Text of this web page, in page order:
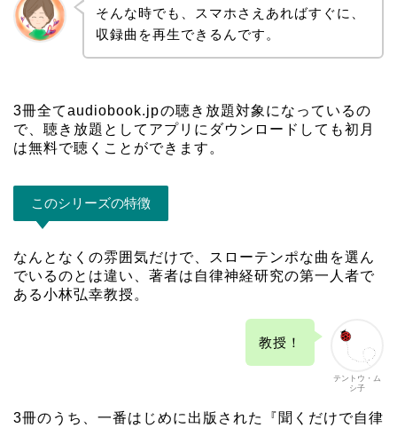
そんな時でも、スマホさえあればすぐに、
収録曲を再生できるんです。
3冊全てaudiobook.jpの聴き放題対象になっているの
で、聴き放題としてアプリにダウンロードしても初月
は無料で聴くことができます。
このシリーズの特徴
なんとなくの雰囲気だけで、スローテンポな曲を選ん
でいるのとは違い、著者は自律神経研究の第一人者で
ある小林弘幸教授 。
テントウ・ム
シ子
教授！
3冊のうち、一番はじめに出版された『聞くだけで自律